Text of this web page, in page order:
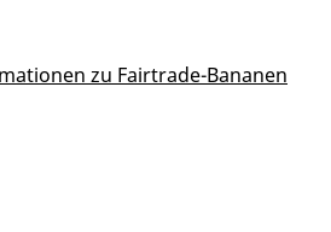
zu Fairtrade-Bananen